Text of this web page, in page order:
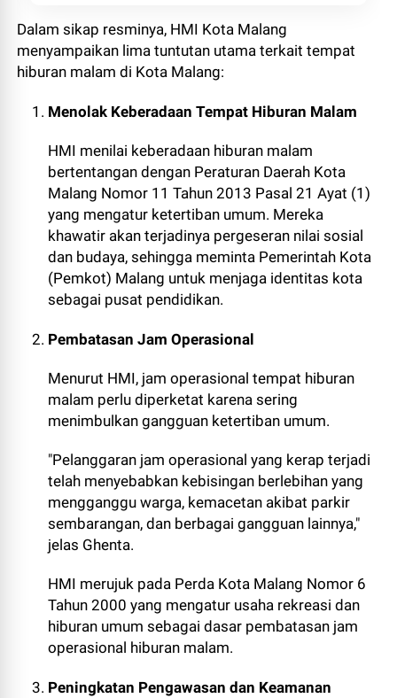
Dalam sikap resminya, HMI Kota Malang
menyampaikan lima tuntutan utama terkait tempat
hiburan malam di Kota Malang:
Menolak Keberadaan Tempat Hiburan Malam
HMI menilai keberadaan hiburan malam
bertentangan dengan Peraturan Daerah Kota
Malang Nomor 11 Tahun 2013 Pasal 21 Ayat (1)
yang mengatur ketertiban umum. Mereka
khawatir akan terjadinya pergeseran nilai sosial
dan budaya, sehingga meminta Pemerintah Kota
(Pemkot) Malang untuk menjaga identitas kota
sebagai pusat pendidikan.
Pembatasan Jam Operasional
Menurut HMI, jam operasional tempat hiburan
malam perlu diperketat karena sering
menimbulkan gangguan ketertiban umum.
"Pelanggaran jam operasional yang kerap terjadi
telah menyebabkan kebisingan berlebihan yang
mengganggu warga, kemacetan akibat parkir
sembarangan, dan berbagai gangguan lainnya,"
jelas Ghenta.
HMI merujuk pada Perda Kota Malang Nomor 6
Tahun 2000 yang mengatur usaha rekreasi dan
hiburan umum sebagai dasar pembatasan jam
operasional hiburan malam.
Peningkatan Pengawasan dan Keamanan